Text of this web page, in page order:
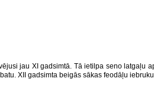
jau XI gadsimtā. Tā ietilpa seno
XII gadsimta beigās sākas feodāļu